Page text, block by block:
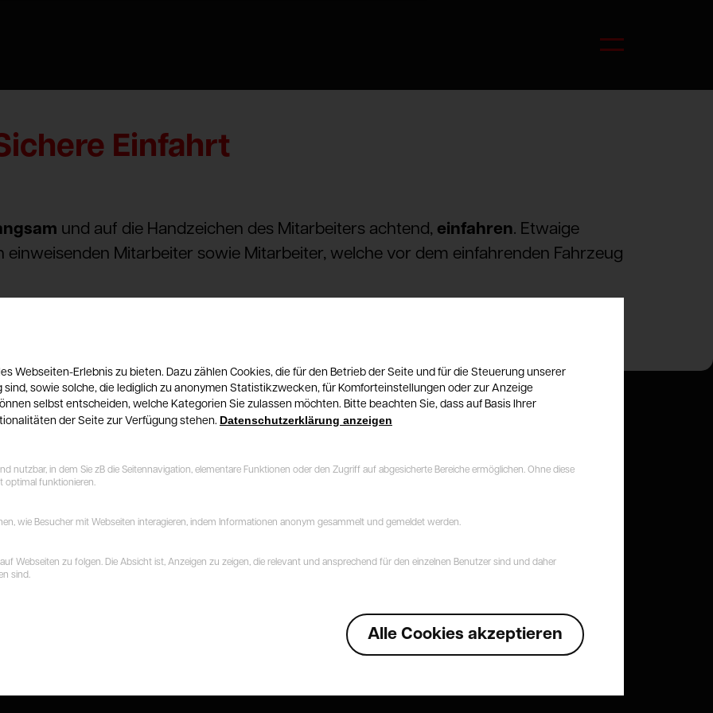
Einfahrt
und auf die Handzeichen des Mitarbeiters achtend, einfahren. Etwaige
Mitarbeiter sowie Mitarbeiter, welche vor dem einfahrenden Fahrzeug
Webseiten-Erlebnis zu bieten. Dazu zählen Cookies, die für den Betrieb der Seite und für die Steuerung unserer
sowie solche, die lediglich zu anonymen Statistikzwecken, für Komforteinstellungen oder zur Anzeige
selbst entscheiden, welche Kategorien Sie zulassen möchten. Bitte beachten Sie, dass auf Basis Ihrer
der Seite zur Verfügung stehen. Datenschutzerklärung anzeigen
nutzbar, in dem Sie zB die Seitennavigation, elementare Funktionen oder den Zugriff auf abgesicherte Bereiche ermöglichen. Ohne diese
optimal funktionieren.
wie Besucher mit Webseiten interagieren, indem Informationen anonym gesammelt und gemeldet werden.
Webseiten zu folgen. Die Absicht ist, Anzeigen zu zeigen, die relevant und ansprechend für den einzelnen Benutzer sind und daher
sind.
Alle Cookies akzeptieren